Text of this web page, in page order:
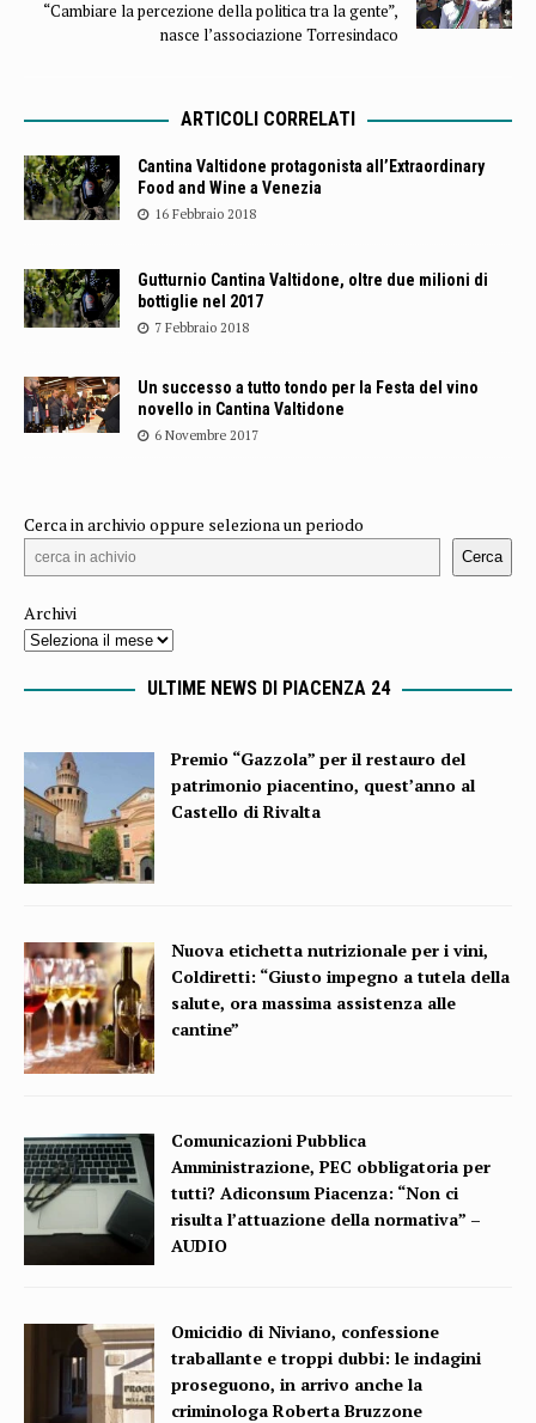
“Cambiare la percezione della politica tra la gente”,
nasce l’associazione Torresindaco
ARTICOLI CORRELATI
Cantina Valtidone protagonista all’Extraordinary
Food and Wine a Venezia
16 Febbraio 2018
Gutturnio Cantina Valtidone, oltre due milioni di
bottiglie nel 2017
7 Febbraio 2018
Un successo a tutto tondo per la Festa del vino
novello in Cantina Valtidone
6 Novembre 2017
Cerca in archivio oppure seleziona un periodo
Cerca
Archivi
ULTIME NEWS DI PIACENZA 24
Premio “Gazzola” per il restauro del
patrimonio piacentino, quest’anno al
Castello di Rivalta
Nuova etichetta nutrizionale per i vini,
Coldiretti: “Giusto impegno a tutela della
salute, ora massima assistenza alle
cantine”
Comunicazioni Pubblica
Amministrazione, PEC obbligatoria per
tutti? Adiconsum Piacenza: “Non ci
risulta l’attuazione della normativa” –
AUDIO
Omicidio di Niviano, confessione
traballante e troppi dubbi: le indagini
proseguono, in arrivo anche la
criminologa Roberta Bruzzone